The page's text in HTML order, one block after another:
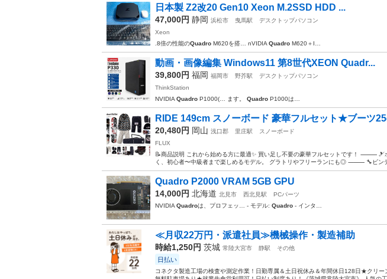
日本製 Z2改20 Gen10 Xeon M.2SSD HDD ...
47,000円 静岡 浜松市 曳馬駅
デスクトップパソコン
Xeon
.8倍の性能のQuadro M620を搭… nVIDIA Quadro M620＋I…
動画・画像編集 Windows11 第8世代XEON Quadr...
39,800円 福岡 福岡市 野芥駅
デスクトップパソコン
ThinkStation
NVIDIA Quadro P1000(… ます。 Quadro P1000は…
RIDE 149cm スノーボード 豪華フルセット★ブーツ
20,480円 岡山 浅口郡 里庄駅
スノーボード
FLUX
📝商品説明 これから始める方に最適✨ 買い足し不要の豪華フルセットです！ ⸻ 🎿
く、初心者〜中級者まで楽しめるモデル。 グラトリやフリーランにも◎ ⸻ 🔧ビン
Quadro P2000 VRAM 5GB GPU
14,000円 北海道 北見市 西北見駅
PCパーツ
NVIDIA Quadroは、プロフェッ… - モデル: Quadro - インタ…
≪月収22万円・派遣社員≫機械操作・製造補助
時給1,250円 茨城 常陸大宮市 静駅 その他
日払い
コネクタ製造工場の検査や測定作業！日勤専属＆土日祝休み＆年間休日128日★クリ